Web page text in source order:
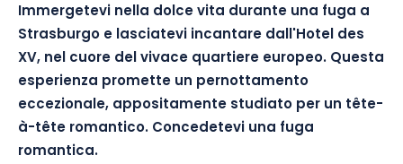
Immergetevi nella dolce vita durante una fuga a
Strasburgo e lasciatevi incantare dall'Hotel des
XV, nel cuore del vivace quartiere europeo. Questa
esperienza promette un pernottamento
eccezionale, appositamente studiato per un tête-
à-tête romantico. Concedetevi una fuga
romantica.